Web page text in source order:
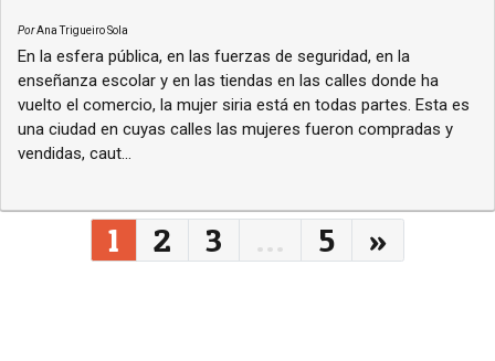
PorAna Trigueiro Sola
En la esfera pública, en las fuerzas de seguridad, en la
enseñanza escolar y en las tiendas en las calles donde ha
vuelto el comercio, la mujer siria está en todas partes. Esta es
una ciudad en cuyas calles las mujeres fueron compradas y
vendidas, caut...
Navegação entre posts
1 2 3 … 5 »